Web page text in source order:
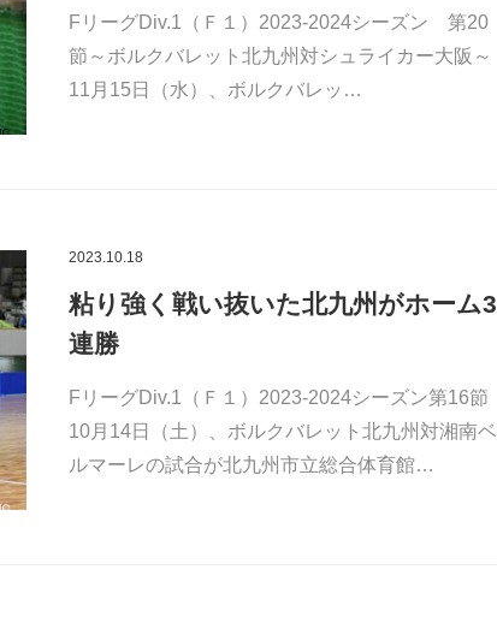
FリーグDiv.1（Ｆ１）2023-2024シーズン 第20
節～ボルクバレット北九州対シュライカー大阪～
11月15日（水）、ボルクバレッ…
2023.10.18
粘り強く戦い抜いた北九州がホーム3
連勝
FリーグDiv.1（Ｆ１）2023-2024シーズン第16節
10月14日（土）、ボルクバレット北九州対湘南ベ
ルマーレの試合が北九州市立総合体育館…